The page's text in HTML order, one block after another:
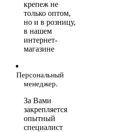
крепеж не
только оптом,
но и в розницу,
в нашем
интернет-
магазине
Персональный
менеджер.
За Вами
закрепляется
опытный
специалист